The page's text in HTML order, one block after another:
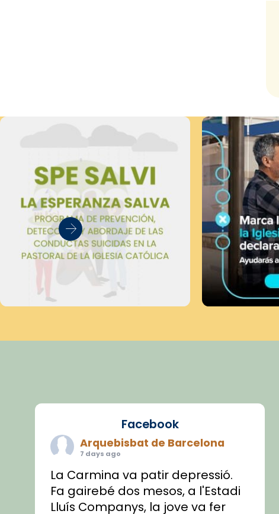
Facebook
Arquebisbat de Barcelona
7 days ago
La Carmina va patir depressió.
Fa gairebé dos mesos, a l'Estadi
Lluís Companys, la jove va fer